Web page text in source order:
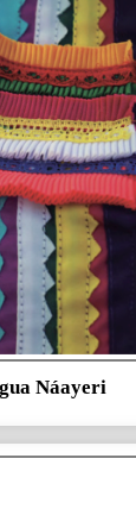
Náayeri